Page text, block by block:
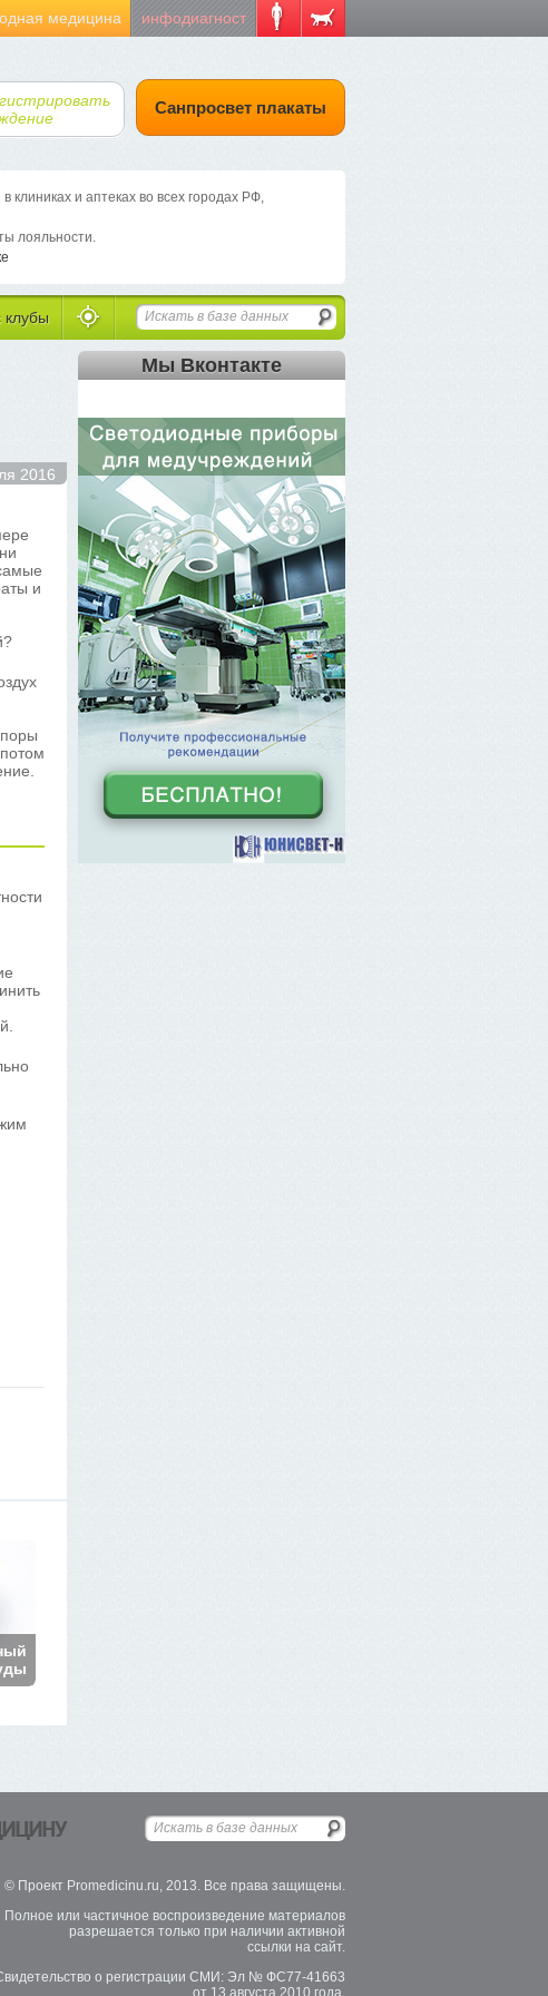
медицина инфодиагност
Санпросвет плакаты
и аптеках во всех городах РФ,
лояльности.
клубы
2016
и
Мы Вконтакте
© Проект Promedicinu.ru, 2013. Все права защищены.
Полное или частичное воспроизведение материалов
разрешается только при наличии активной
ссылки на сайт.
о регистрации СМИ: Эл № ФС77-41663